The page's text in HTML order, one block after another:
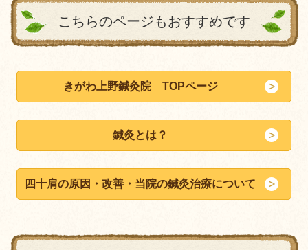
こちらのページもおすすめです
きがわ上野鍼灸院 TOPページ
鍼灸とは？
四十肩の原因・改善・当院の鍼灸治療について